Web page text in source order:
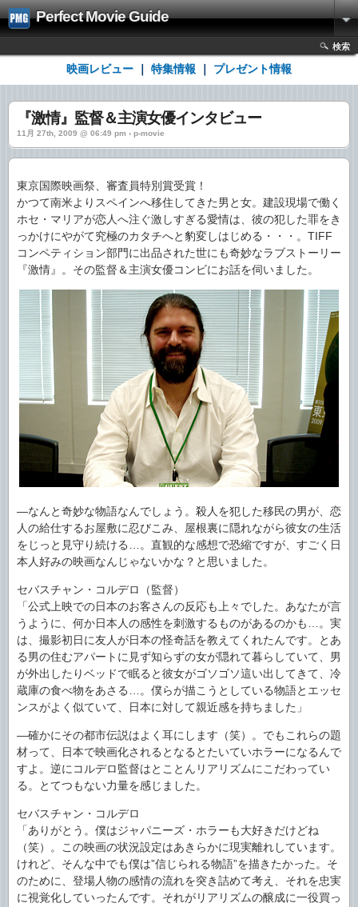
Perfect Movie Guide
検索
映画レビュー 特集情報 プレゼント情報
『激情』監督＆主演女優インタビュー
11月 27th, 2009 @ 06:49 pm › p-movie
東京国際映画祭、審査員特別賞受賞！
かつて南米よりスペインへ移住してきた男と女。建設現場で働く
ホセ・マリアが恋人へ注ぐ激しすぎる愛情は、彼の犯した罪をき
っかけにやがて究極のカタチへと豹変しはじめる・・・。TIFF
コンペティション部門に出品された世にも奇妙なラブストーリー
『激情』。その監督＆主演女優コンビにお話を伺いました。
―なんと奇妙な物語なんでしょう。殺人を犯した移民の男が、恋
人の給仕するお屋敷に忍びこみ、屋根裏に隠れながら彼女の生活
をじっと見守り続ける…。直観的な感想で恐縮ですが、すごく日
本人好みの映画なんじゃないかな？と思いました。
セバスチャン・コルデロ（監督）
「公式上映での日本のお客さんの反応も上々でした。あなたが言
うように、何か日本人の感性を刺激するものがあるのかも…。実
は、撮影初日に友人が日本の怪奇話を教えてくれたんです。とあ
る男の住むアパートに見ず知らずの女が隠れて暮らしていて、男
が外出したりベッドで眠ると彼女がゴソゴソ這い出してきて、冷
蔵庫の食べ物をあさる…。僕らが描こうとしている物語とエッセ
ンスがよく似ていて、日本に対して親近感を持ちました」
―確かにその都市伝説はよく耳にします（笑）。でもこれらの題
材って、日本で映画化されるとなるとたいていホラーになるんで
すよ。逆にコルデロ監督はとことんリアリズムにこだわってい
る。とてつもない力量を感じました。
セバスチャン・コルデロ
「ありがとう。僕はジャパニーズ・ホラーも大好きだけどね
（笑）。この映画の状況設定はあきらかに現実離れしています。
けれど、そんな中でも僕は”信じられる物語”を描きたかった。そ
のために、登場人物の感情の流れを突き詰めて考え、それを忠実
に視覚化していったんです。それがリアリズムの醸成に一役買っ